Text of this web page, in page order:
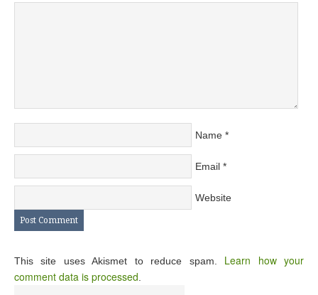
Name *
Email *
Website
This site uses Akismet to reduce spam. Learn how your
comment data is processed